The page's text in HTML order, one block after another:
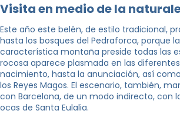
Visita en medio de la
Este año este belén, de estilo tradicional,
hasta los bosques del Pedraforca, porque
característica montaña preside todas las
rocosa aparece plasmada en las
nacimiento, hasta la anunciación, así
los Reyes Magos. El escenario, también,
con Barcelona, ​​de un modo indirecto, con
ocas de Santa Eulalia.